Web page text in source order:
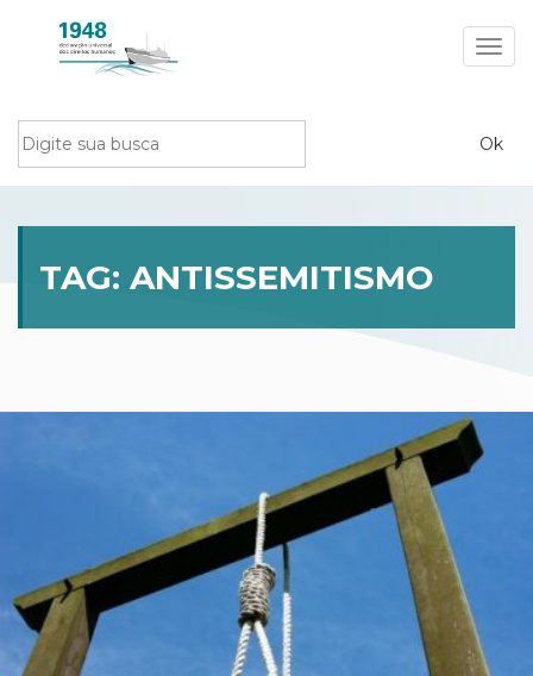
TAG: ANTISSEMITISMO